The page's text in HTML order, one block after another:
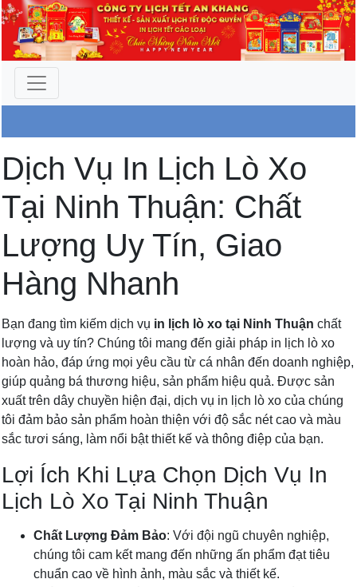
Công Ty An Khang
Dịch Vụ In Lịch Lò Xo
Tại Ninh Thuận: Chất
Lượng Uy Tín, Giao
Hàng Nhanh
Bạn đang tìm kiếm dịch vụ in lịch lò xo tại Ninh Thuận chất
lượng và uy tín? Chúng tôi mang đến giải pháp in lịch lò xo
hoàn hảo, đáp ứng mọi yêu cầu từ cá nhân đến doanh nghiệp,
giúp quảng bá thương hiệu, sản phẩm hiệu quả. Được sản
xuất trên dây chuyền hiện đại, dịch vụ in lịch lò xo của chúng
tôi đảm bảo sản phẩm hoàn thiện với độ sắc nét cao và màu
sắc tươi sáng, làm nổi bật thiết kế và thông điệp của bạn.
Lợi Ích Khi Lựa Chọn Dịch Vụ In
Lịch Lò Xo Tại Ninh Thuận
Chất Lượng Đảm Bảo: Với đội ngũ chuyên nghiệp,
chúng tôi cam kết mang đến những ấn phẩm đạt tiêu
chuẩn cao về hình ảnh, màu sắc và thiết kế.